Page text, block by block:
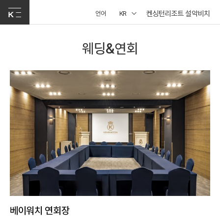
언어 KR 켄싱턴리조트 설악비치
웨딩&연회
베이워치 연회장